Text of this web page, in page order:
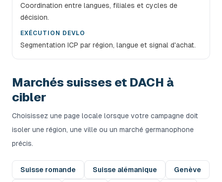
Coordination entre langues, filiales et cycles de
décision.
EXÉCUTION DEVLO
Segmentation ICP par région, langue et signal d'achat.
Marchés suisses et DACH à
cibler
Choisissez une page locale lorsque votre campagne doit
isoler une région, une ville ou un marché germanophone
précis.
Suisse romande Suisse alémanique Genève